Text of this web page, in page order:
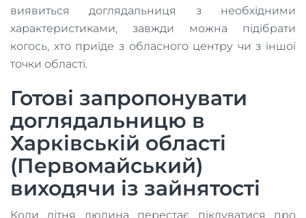
виявиться доглядальниця з необхідними
характеристиками, завжди можна підібрати
когось, хто приїде з обласного центру чи з іншої
точки області.
Готові запропонувати
доглядальницю в
Харківській області
(Первомайський)
виходячи із зайнятості
Коли літня людина перестає піклуватися про